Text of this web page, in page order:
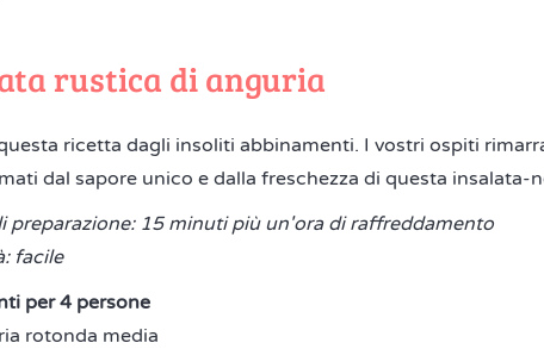
rustica di anguria
ricetta dagli insoliti abbinamenti. I vostri ospiti
dal sapore unico e dalla freschezza di questa insalata-
preparazione: 15 minuti più un'ora di raffreddamento
facile
per 4 persone
rotonda media